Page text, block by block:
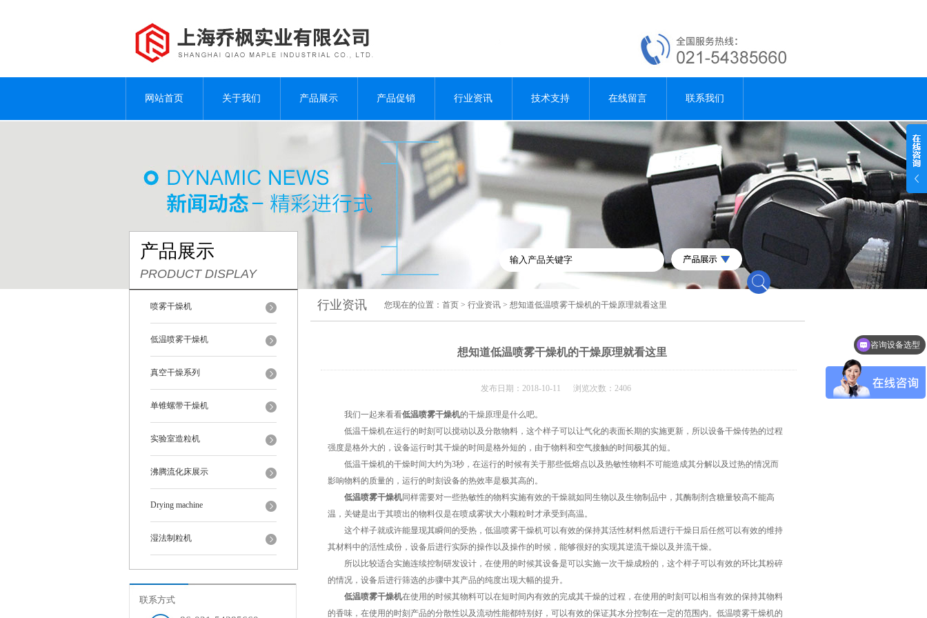
网站首页 关于我们 产品展示 产品促销 行业资讯 技术支持 在线留言 联系我们
产品展示
PRODUCT DISPLAY
喷雾干燥机
低温喷雾干燥机
真空干燥系列
单锥螺带干燥机
实验室造粒机
沸腾流化床展示
Drying machine
湿法制粒机
联系方式
行业资讯 您现在的位置： 首页 > 行业资讯 > 想知道低温喷雾干燥机的干燥原理就看这里
想知道低温喷雾干燥机的干燥原理就看这里
发布日期：2018-10-11 浏览次数：2406
我们一起来看看低温喷雾干燥机的干燥原理是什么吧。
低温干燥机在运行的时刻可以搅动以及分散物料，这个样子可以让气化的表面长期的实施更新，所以设备干燥传热的过程
强度是格外大的，设备运行时其干燥的时间是格外短的，由于物料和空气接触的时间极其的短。
低温干燥机的干燥时间大约为3秒，在运行的时候有关于那些低熔点以及热敏性物料不可能造成其分解以及过热的情况而
影响物料的质量的，运行的时刻设备的热效率是极其高的。
低温喷雾干燥机同样需要对一些热敏性的物料实施有效的干燥就如同生物以及生物制品中，其酶制剂含糖量较高不能高
温，关键是出于其喷出的物料仅是在喷成雾状大小颗粒时才承受到高温。
这个样子就或许能显现其瞬间的受热，低温喷雾干燥机可以有效的保持其活性材料然后进行干燥日后任然可以有效的维持
其材料中的活性成份，设备后进行实际的操作以及操作的时候，能够很好的实现其逆流干燥以及并流干燥。
所以比较适合实施连续控制研发设计，在使用的时候其设备是可以实施一次干燥成粉的，这个样子可以有效的环比其粉碎
的情况，设备后进行筛选的步骤中其产品的纯度出现大幅的提升。
低温喷雾干燥机在使用的时候其物料可以在短时间内有效的完成其干燥的过程，在使用的时刻可以相当有效的保持其物料
的香味，在使用的时刻产品的分散性以及流动性能都特别好，可以有效的保证其水分控制在一定的范围内。低温喷雾干燥机的
咨询设备选型